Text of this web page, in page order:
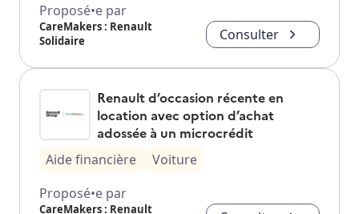
Proposé•e par
CareMakers : Renault
Solidaire
Consulter
Renault d’occasion récente en
location avec option d’achat
adossée à un microcrédit
Aide financière
Voiture
Proposé•e par
CareMakers : Renault